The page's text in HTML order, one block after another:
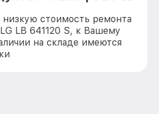
стоимость ремонта
LB 641120 S, к Вашему
на складе имеются